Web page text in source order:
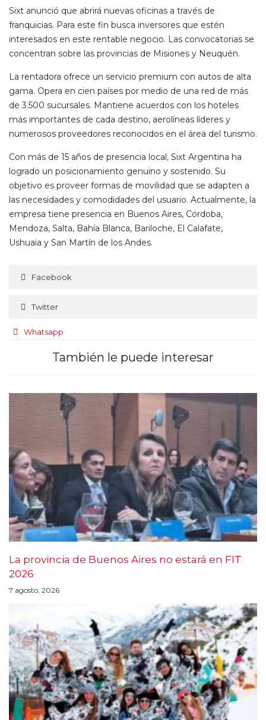
Sixt anunció que abrirá nuevas oficinas a través de
franquicias. Para este fin busca inversores que estén
interesados en este rentable negocio. Las convocatorias se
concentran sobre las provincias de Misiones y Neuquén.
La rentadora ofrece un servicio premium con autos de alta
gama. Opera en cien países por medio de una red de más
de 3.500 sucursales. Mantiene acuerdos con los hoteles
más importantes de cada destino, aerolíneas líderes y
numerosos proveedores reconocidos en el área del turismo.
Con más de 15 años de presencia local, Sixt Argentina ha
logrado un posicionamiento genuino y sostenido. Su
objetivo es proveer formas de movilidad que se adapten a
las necesidades y comodidades del usuario. Actualmente, la
empresa tiene presencia en Buenos Aires, Córdoba,
Mendoza, Salta, Bahía Blanca, Bariloche, El Calafate,
Ushuaia y San Martín de los Andes.
Facebook
Twitter
Whatsapp
También le puede interesar
La provincia de Buenos Aires no estará en FIT
2026
7 agosto, 2026